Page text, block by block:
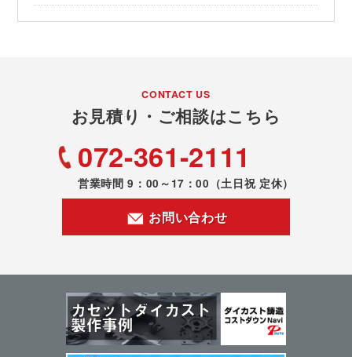
CONTACT US
お見積り・ご相談はこちら
072-361-2111
営業時間 9：00～17：00 （土日祝 定休）
お問い合わせ